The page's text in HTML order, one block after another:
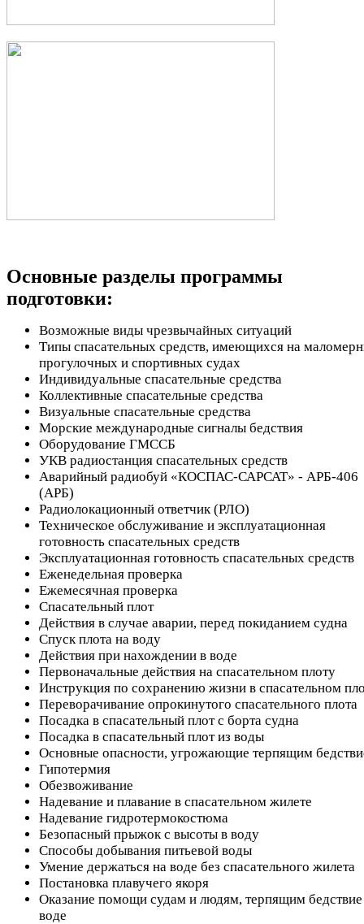
Основные разделы программы
подготовки:
Возможные виды чрезвычайных ситуаций
Типы спасательных средств, имеющихся на
прогулочных и спортивных судах
Индивидуальные спасательные средства
Коллективные спасательные средства
Визуальные спасательные средства
Морские международные сигналы бедствия
Оборудование ГМССБ
УКВ радиостанция спасательных средств
Аварийный радиобуй «КОСПАС-САРСАТ» - АРБ-406
(АРБ)
Радиолокационный ответчик (РЛО)
Техническое обслуживание и эксплуатационная
готовность спасательных средств
Эксплуатационная готовность спасательных средств
Еженедельная проверка
Ежемесячная проверка
Спасательный плот
Действия в случае аварии, перед покиданием судна
Спуск плота на воду
Действия при нахождении в воде
Первоначальные действия на спасательном плоту
Инструкция по сохранению жизни в спасательном
Переворачивание опрокинутого спасательного плота
Посадка в спасательный плот с борта судна
Посадка в спасательный плот из воды
Основные опасности, угрожающие терпящим
Гипотермия
Обезвоживание
Надевание и плавание в спасательном жилете
Надевание гидротермокостюма
Безопасный прыжок с высоты в воду
Способы добывания питьевой воды
Умение держаться на воде без спасательного жилета
Постановка плавучего якоря
Оказание помощи судам и людям, терпящим
воде